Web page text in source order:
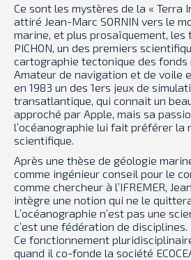
Ce sont les mystères de la « Terra
attiré Jean-Marc SORNIN vers le
marine, et plus prosaïquement, les
PICHON, un des premiers
cartographie tectonique des fonds
Amateur de navigation et de voile
en 1983 un des 1ers jeux de
transatlantique, qui connait un
approché par Apple, mais sa
l’océanographie lui fait préférer la
scientifique.
Après une thèse de géologie
comme ingénieur conseil pour le
comme chercheur à l’IFREMER,
intègre une notion qui ne le
L’océanographie n’est pas une
c’est une fédération de disciplines.
Ce fonctionnement
quand il co-fonde la société